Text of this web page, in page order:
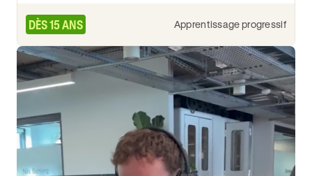
DÈS 15 ANS Apprentissage progressif